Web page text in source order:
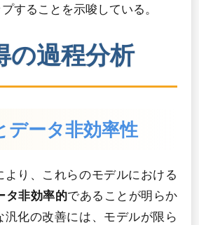
することを示唆している。
の過程分析
データ非効率性
り、これらのモデルにおける
タ非効率的であることが明らか
汎化の改善には、モデルが限ら